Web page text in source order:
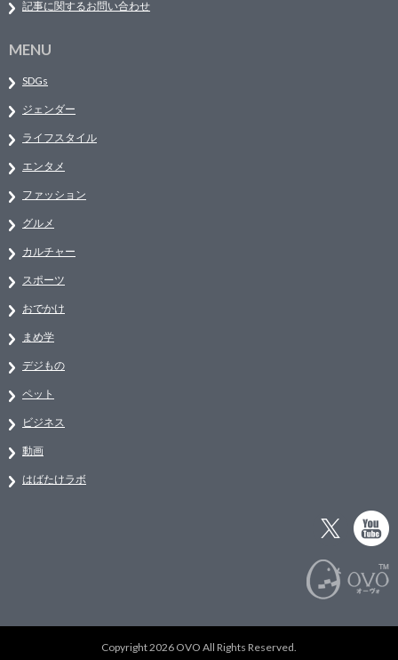
記事に関するお問い合わせ
MENU
SDGs
ジェンダー
ライフスタイル
エンタメ
ファッション
グルメ
カルチャー
スポーツ
おでかけ
まめ学
デジもの
ペット
ビジネス
動画
はばたけラボ
Copyright 2026 OVO All Rights Reserved.